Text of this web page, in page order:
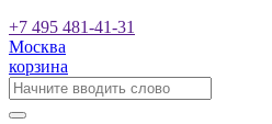
+7 495 481-41-31
Москва
корзина